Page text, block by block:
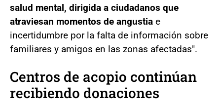
salud mental, dirigida a ciudadanos que
atraviesan momentos de angustia e
incertidumbre por la falta de información sobre
familiares y amigos en las zonas afectadas".
Centros de acopio continúan
recibiendo donaciones